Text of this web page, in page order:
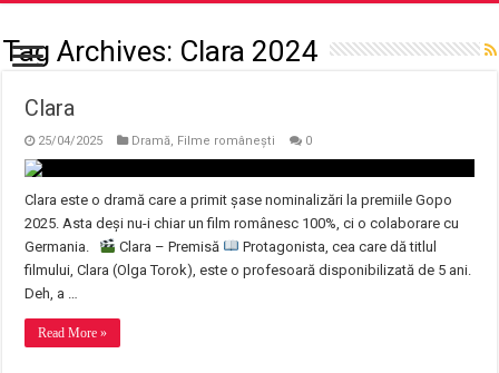
Tag Archives: Clara 2024
Clara
25/04/2025 Dramă, Filme românești 0
Clara este o dramă care a primit șase nominalizări la premiile Gopo
2025. Asta deși nu-i chiar un film românesc 100%, ci o colaborare cu
Germania.
Clara – Premisă
Protagonista, cea care dă titlul
filmului, Clara (Olga Torok), este o profesoară disponibilizată de 5 ani.
Deh, a …
Read More »